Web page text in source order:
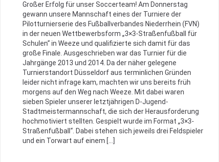
Großer Erfolg für unser Soccerteam! Am Donnerstag
gewann unsere Mannschaft eines der Turniere der
Pilotturnierserie des Fußballverbandes Niederrhein (FVN)
in der neuen Wettbewerbsform „3×3-Straßenfußball für
Schulen“ in Weeze und qualifizierte sich damit für das
große Finale. Ausgeschrieben war das Turnier für die
Jahrgänge 2013 und 2014. Da der näher gelegene
Turnierstandort Düsseldorf aus terminlichen Gründen
leider nicht infrage kam, machten wir uns bereits früh
morgens auf den Weg nach Weeze. Mit dabei waren
sieben Spieler unserer letztjährigen D-Jugend-
Stadtmeistermannschaft, die sich der Herausforderung
hochmotiviert stellten. Gespielt wurde im Format „3×3-
Straßenfußball“. Dabei stehen sich jeweils drei Feldspieler
und ein Torwart auf einem […]